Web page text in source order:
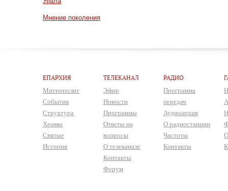
Мнение поколения
ЕПАРХИЯ
Митрополит
События
Структура
Храмы
Святые
История
ТЕЛЕКАНАЛ
Эфир
Новости
Программы
Ответы на
вопросы
О телеканале
Контакты
Форум
РАДИО
Программа
передач
Аудиоархив
О радиостанции
Частоты
Контакты